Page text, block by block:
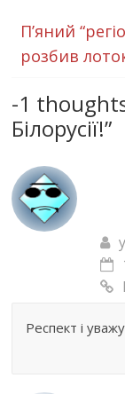
П’яний
розбив
-1
Білорусії!”
Респект і